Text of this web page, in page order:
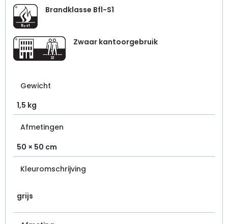
Brandklasse Bfl-S1
Zwaar kantoorgebruik
Gewicht
1,5 kg
Afmetingen
50 × 50 cm
Kleuromschrijving
grijs